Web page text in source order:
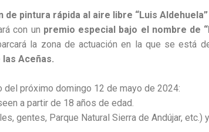
de pintura rápida al aire libre “Luis Aldehuela”
con un premio especial bajo el nombre de
la zona de actuación en la que se está
Aceñas.
próximo domingo 12 de mayo de 2024:
a partir de 18 años de edad.
gentes, Parque Natural Sierra de Andújar, etc.)